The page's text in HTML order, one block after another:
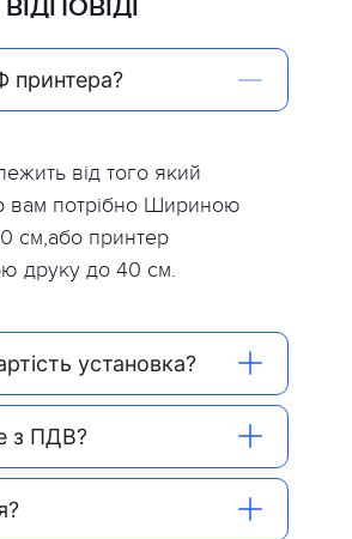
принтера?
від того який
вам потрібно Шириною
см,або принтер
друку до 40 см.
установка?
з ПДВ?